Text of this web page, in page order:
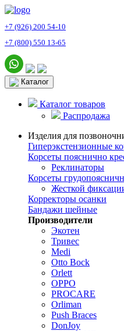
+7 (926) 200 54-10
+7 (800) 550 13-65
Каталог
Каталог товаров
Распродажа
Изделия для
Гиперэкстензионные
Корсеты пояснично
Реклинаторы
Корсеты
Жесткой
Корректоры осанки
Бандажи шейные
Производители
Экотен
Тривес
Medi
Otto Bock
Orlett
OPPO
PROCARE
Orliman
Push Braces
DonJoy